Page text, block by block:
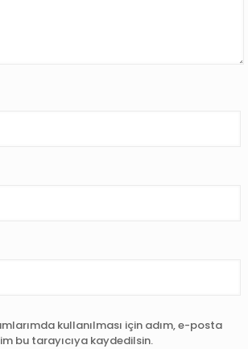
kullanılması için adım, e-posta
bu tarayıcıya kaydedilsin.